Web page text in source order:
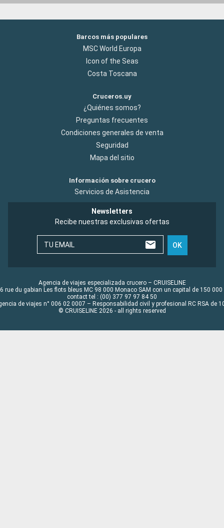
Barcos más populares
MSC World Europa
Icon of the Seas
Costa Toscana
Cruceros.uy
¿Quiénes somos?
Preguntas frecuentes
Condiciones generales de venta
Seguridad
Mapa del sitio
Información sobre crucero
Servicios de Asistencia
Newsletters
Recibe nuestras exclusivas ofertas
TU EMAIL OK
Agencia de viajes especializada crucero – CRUISELINE
rue du gabian Les flots bleus MC 98 000 Monaco SAM con un capital de 150 000
contact tel : (00) 377 97 97 84 50
de viajes n° 006 02 0007 – Responsabilidad civil y profesional RC RSA de
© CRUISELINE 2026 - all rights reserved